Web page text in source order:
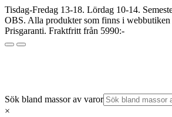
Tisdag-Fredag 13-18. Lördag 10-14.
OBS. Alla produkter som finns i
Prisgaranti. Fraktfritt från 5990:-
Sök bland massor av varor
×